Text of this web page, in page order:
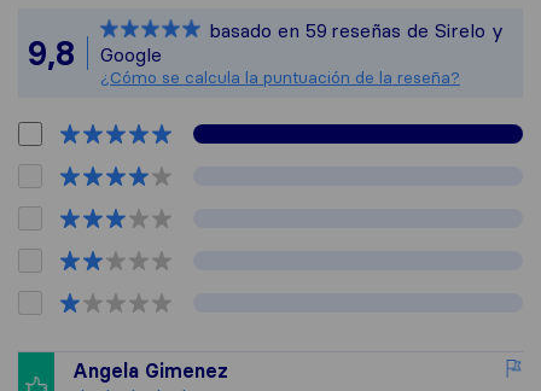
Todas las
9,8
basado en 59 reseñas de Sirelo y
Google
¿Cómo se calcula la puntuación de la reseña?
Angela Gimenez